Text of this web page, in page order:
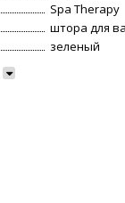
Spa Therapy
штора для
зеленый